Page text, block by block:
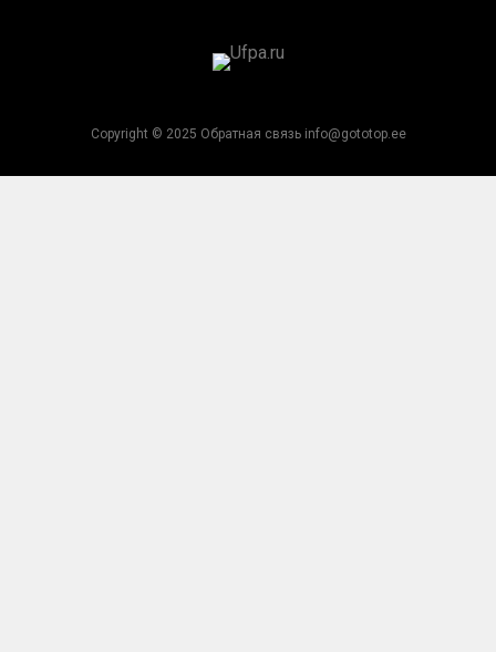
Copyright © 2025 Обратная связь info@gototop.ee